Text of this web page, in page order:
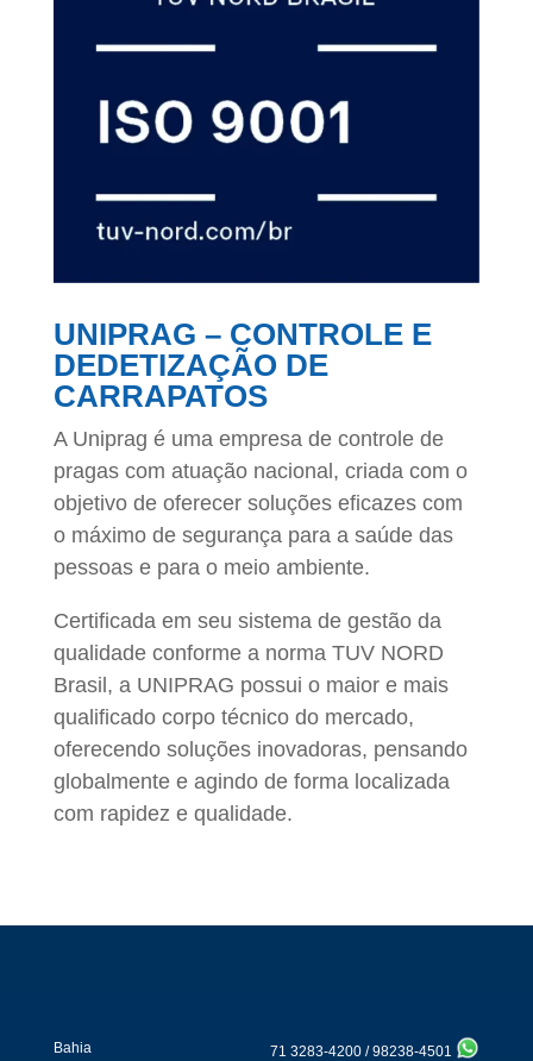
UNIPRAG – CONTROLE E
DEDETIZAÇÃO DE
CARRAPATOS
A Uniprag é uma empresa de controle de
pragas com atuação nacional, criada com o
objetivo de oferecer soluções eficazes com
o máximo de segurança para a saúde das
pessoas e para o meio ambiente.
Certificada em seu sistema de gestão da
qualidade conforme a norma TUV NORD
Brasil, a UNIPRAG possui o maior e mais
qualificado corpo técnico do mercado,
oferecendo soluções inovadoras, pensando
globalmente e agindo de forma localizada
com rapidez e qualidade.
Bahia 71 3283-4200 /98238-4501